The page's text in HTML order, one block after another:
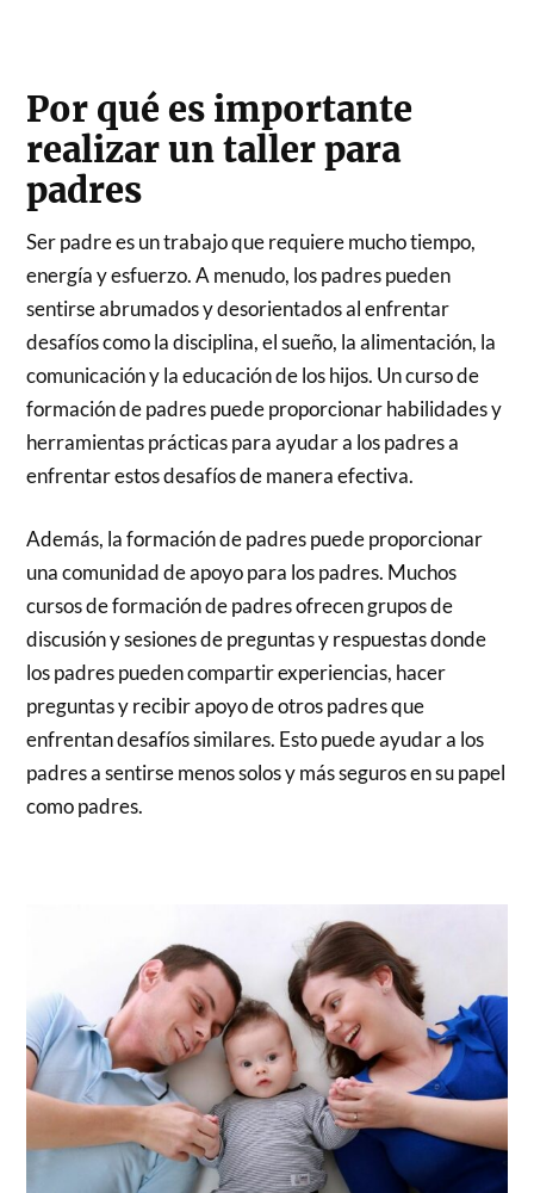
Por qué es importante
realizar un taller para
padres
Ser padre es un trabajo que requiere mucho tiempo,
energía y esfuerzo. A menudo, los padres pueden
sentirse abrumados y desorientados al enfrentar
desafíos como la disciplina, el sueño, la alimentación, la
comunicación y la educación de los hijos. Un curso de
formación de padres puede proporcionar habilidades y
herramientas prácticas para ayudar a los padres a
enfrentar estos desafíos de manera efectiva.
Además, la formación de padres puede proporcionar
una comunidad de apoyo para los padres. Muchos
cursos de formación de padres ofrecen grupos de
discusión y sesiones de preguntas y respuestas donde
los padres pueden compartir experiencias, hacer
preguntas y recibir apoyo de otros padres que
enfrentan desafíos similares. Esto puede ayudar a los
padres a sentirse menos solos y más seguros en su papel
como padres.